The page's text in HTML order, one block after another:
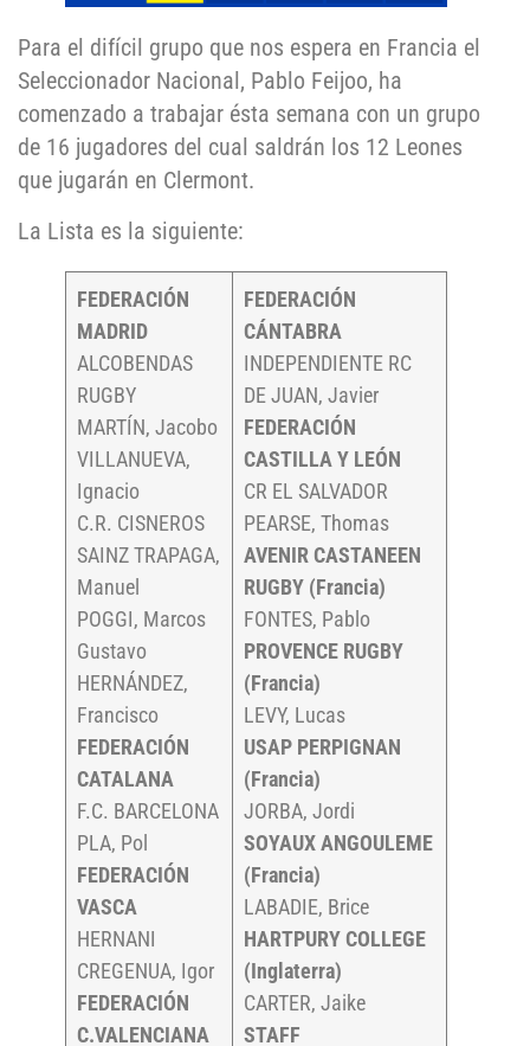
Para el difícil grupo que nos espera en Francia el
Seleccionador Nacional, Pablo Feijoo, ha
comenzado a trabajar ésta semana con un grupo
de 16 jugadores del cual saldrán los 12 Leones
que jugarán en Clermont.
La Lista es la siguiente:
FEDERACIÓN
MADRID
ALCOBENDAS
RUGBY
MARTÍN, Jacobo
VILLANUEVA,
Ignacio
C.R. CISNEROS
SAINZ TRAPAGA,
Manuel
POGGI, Marcos
Gustavo
HERNÁNDEZ,
Francisco
FEDERACIÓN
CATALANA
F.C. BARCELONA
PLA, Pol
FEDERACIÓN
VASCA
HERNANI
CREGENUA, Igor
FEDERACIÓN
C.VALENCIANA
FEDERACIÓN
CÁNTABRA
INDEPENDIENTE RC
DE JUAN, Javier
FEDERACIÓN
CASTILLA Y LEÓN
CR EL SALVADOR
PEARSE, Thomas
AVENIR CASTANEEN
RUGBY (Francia)
FONTES, Pablo
PROVENCE RUGBY
(Francia)
LEVY, Lucas
USAP PERPIGNAN
(Francia)
JORBA, Jordi
SOYAUX ANGOULEME
(Francia)
LABADIE, Brice
HARTPURY COLLEGE
(Inglaterra)
CARTER, Jaike
STAFF